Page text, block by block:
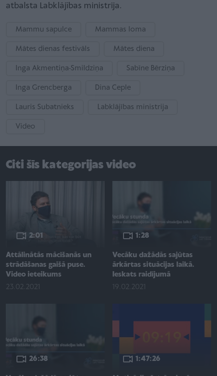
atbalsta Labklājības ministrija.
Mammu sapulce Mammas loma
Mātes dienas festivāls Mātes diena
Inga Akmentiņa-Smildziņa Sabīne Bērziņa
Inga Grencberga Dina Ceple
Lauris Subatnieks Labklājības ministrija
Video
Citi šīs kategorijas video
2:01
Attālinātās mācīšanās un
strādāšanas gaišā puse.
Video ieteikums
23.02.2021
1:28
Vecāku dažādās sajūtas
ārkārtas situācijas laikā.
Ieskats raidījumā
19.02.2021
26:38 1:47:26